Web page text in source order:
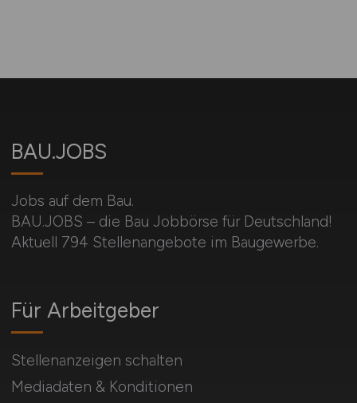
BAU.JOBS
Jobs auf dem Bau.
BAU.JOBS – die Bau Jobbörse für Deutschland!
Aktuell 794 Stellenangebote im Baugewerbe.
Für Arbeitgeber
Stellenanzeigen schalten
Mediadaten & Konditionen